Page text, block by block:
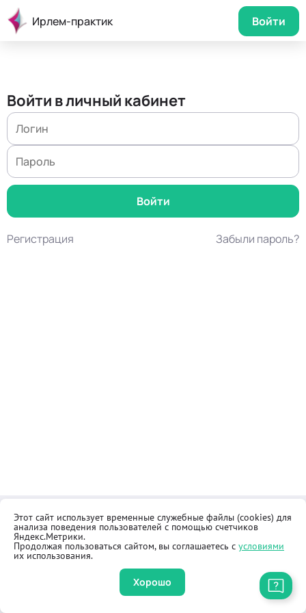
Ирлем-практик Войти
Войти в личный кабинет
Регистрация Забыли пароль?
Контакты
Как купить
Общественная приёмная
Реквизиты
Оферта
Правила продажи товаров
Этот сайт использует временные служебные файлы (cookies) для
анализа поведения пользователей с помощью счетчиков
Яндекс.Метрики.
Продолжая пользоваться сайтом, вы соглашаетесь с условиями
их использования.
Хорошо